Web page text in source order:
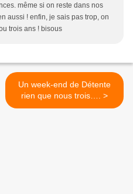
même si on reste dans nos
aussi ! enfin, je sais pas trop, on
trois ans ! bisous
Un week-end de Détente
rien que nous trois…. >